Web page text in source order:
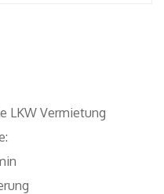
LKW Vermietung